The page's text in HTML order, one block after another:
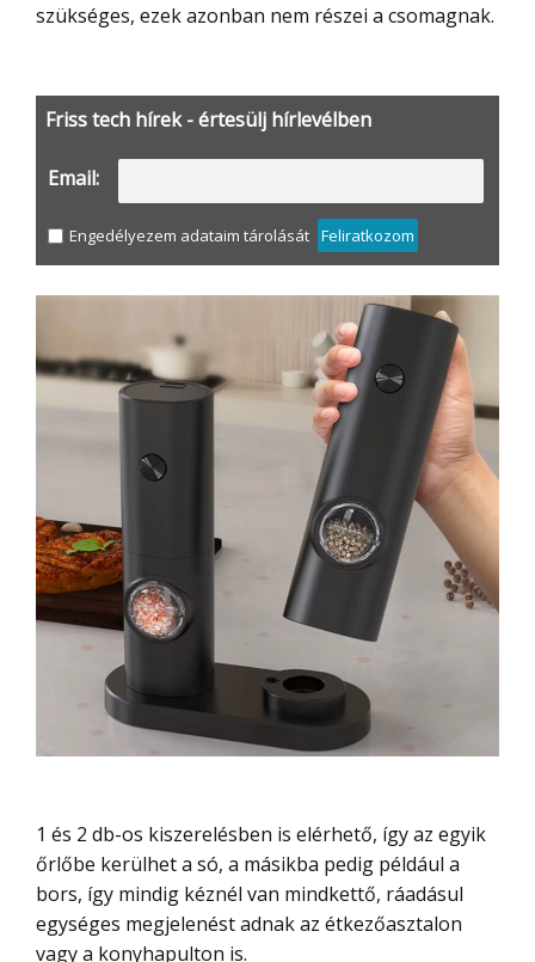
szükséges, ezek azonban nem részei a csomagnak.
Friss tech hírek - értesülj hírlevélben
Email:
Engedélyezem adataim tárolását Feliratkozom
1 és 2 db-os kiszerelésben is elérhető, így az egyik
őrlőbe kerülhet a só, a másikba pedig például a
bors, így mindig kéznél van mindkettő, ráadásul
egységes megjelenést adnak az étkezőasztalon
vagy a konyhapulton is.